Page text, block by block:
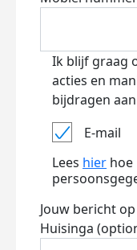
Ik blijf graag
acties en
bijdragen aan
E-mail
Lees hier hoe
Jouw bericht
Huisinga